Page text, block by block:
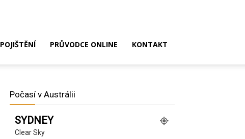
POJIŠTĚNÍ PRŮVODCE ONLINE KONTAKT
Počasí v Austrálii
SYDNEY
Clear Sky